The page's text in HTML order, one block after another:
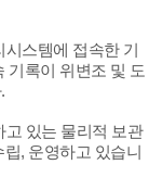
스템에 접속한 기
기록이 위변조 및 도
고 있는 물리적 보관
, 운영하고 있습니